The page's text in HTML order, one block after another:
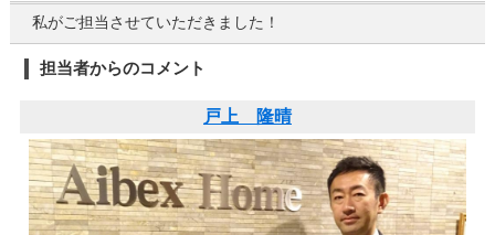
私がご担当させていただきました！
担当者からのコメント
戸上 隆晴